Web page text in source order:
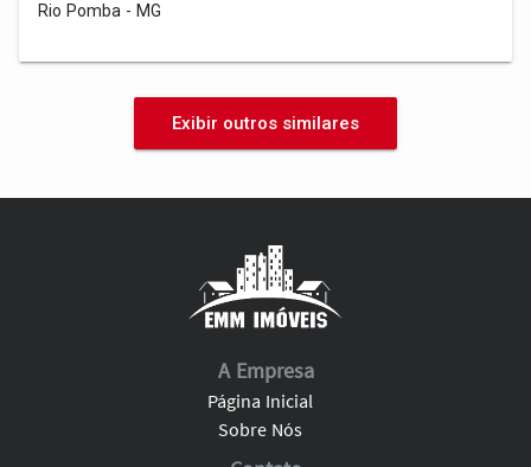
Rio Pomba - MG
Exibir outros similares
A Empresa
Página Inicial
Sobre Nós